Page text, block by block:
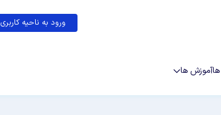
ورود به ناحیه کاربری
آموزش ها